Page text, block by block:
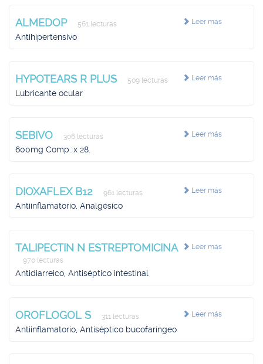
Leer más
ALMEDOP 561 lecturas
Antihipertensivo
Leer más
HYPOTEARS R PLUS 509 lecturas
Lubricante ocular
Leer más
SEBIVO 306 lecturas
600mg Comp. x 28.
Leer más
DIOXAFLEX B12 961 lecturas
Antiinflamatorio, Analgésico
Leer más
TALIPECTIN N ESTREPTOMICINA
970 lecturas
Antidiarreico, Antiséptico intestinal
Leer más
OROFLOGOL S 311 lecturas
Antiinflamatorio, Antiséptico bucofaríngeo